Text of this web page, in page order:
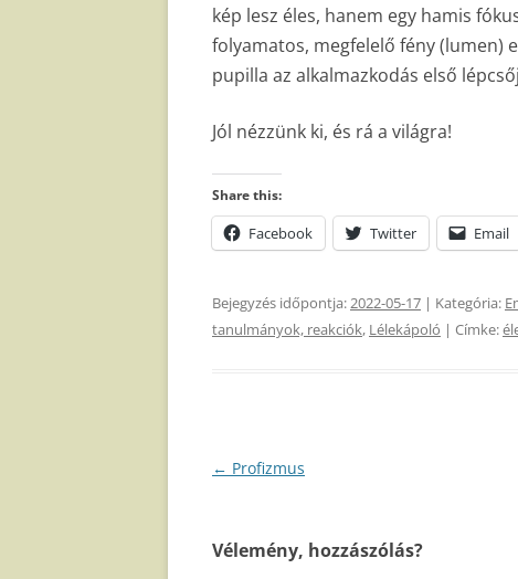
kép lesz éles, hanem egy hamis
folyamatos, megfelelő fény (lumen)
pupilla az alkalmazkodás első
Jól nézzünk ki, és rá a világra!
Share this:
Facebook Twitter Email
Bejegyzés időpontja:2022-05-17 | Kategória:
tanulmányok, reakciók, Lélekápoló | Címke:
Bejegyzés
← Profizmus
Vélemény, hozzászólás?